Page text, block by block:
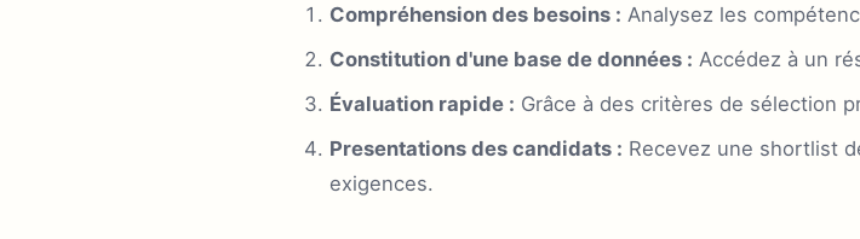
Compréhension des besoins : Analysez les
Constitution d'une base de données : Accédez à un
Évaluation rapide : Grâce à des critères de sélection
Presentations des candidats : Recevez une shortlist
exigences.